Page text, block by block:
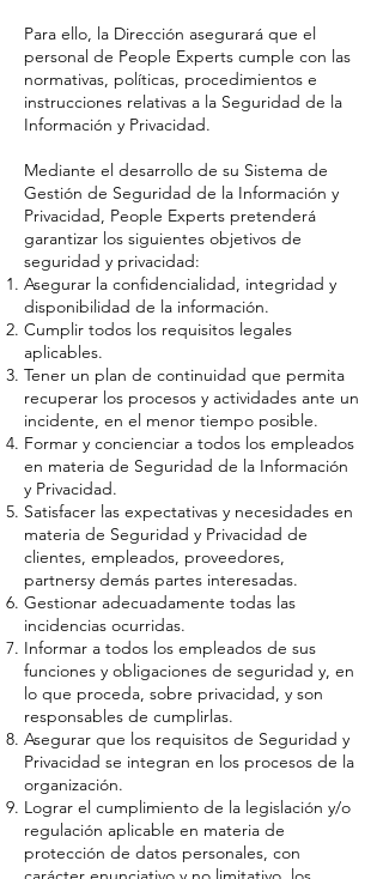
Para ello, la Dirección asegurará que el
personal de People Experts cumple con las
normativas, políticas, procedimientos e
instrucciones relativas a la Seguridad de la
Información y Privacidad.
Mediante el desarrollo de su Sistema de
Gestión de Seguridad de la Información y
Privacidad, People Experts pretenderá
garantizar los siguientes objetivos de
seguridad y privacidad:
Asegurar la confidencialidad, integridad y
disponibilidad de la información.
Cumplir todos los requisitos legales
aplicables.
Tener un plan de continuidad que permita
recuperar los procesos y actividades ante un
incidente, en el menor tiempo posible.
Formar y concienciar a todos los empleados
en materia de Seguridad de la Información
y Privacidad.
Satisfacer las expectativas y necesidades en
materia de Seguridad y Privacidad de
clientes, empleados, proveedores,
partnersy demás partes interesadas.
Gestionar adecuadamente todas las
incidencias ocurridas.
Informar a todos los empleados de sus
funciones y obligaciones de seguridad y, en
lo que proceda, sobre privacidad, y son
responsables de cumplirlas.
Asegurar que los requisitos de Seguridad y
Privacidad se integran en los procesos de la
organización.
Lograr el cumplimiento de la legislación y/o
regulación aplicable en materia de
protección de datos personales, con